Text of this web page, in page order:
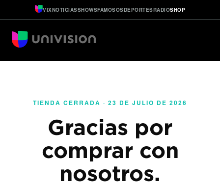
VIXNOTICIASSHOWSFAMOSOSDEPORTESRADIOSHOP
TIENDA CERRADA · 23 DE JULIO DE 2026
Gracias por
comprar con
nosotros.